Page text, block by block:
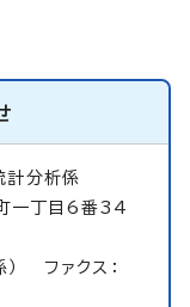
計分析係
一丁目6番34
ファクス：